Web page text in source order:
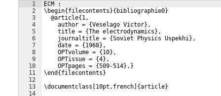
1
2
3
4
5
6
7
8
9
10
11
12
13
14
ECM :
\begin{filecontents}{bibliographie0}
  @article{1,
    author = {Veselago Victor},
    title = {The electrodynamics},
    journaltitle = {Soviet Physics Uspekhi},
    date = {1968},
    OPTvolume = {10},
    OPTissue = {4},
    OPTpages = {509-514},}
\end{filecontents}
\documentclass[10pt,french]{article}